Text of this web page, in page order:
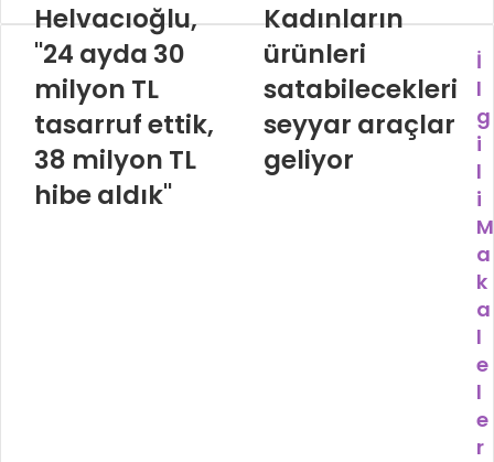
Helvacıoğlu,
"24 ayda 30
milyon TL
tasarruf ettik,
38 milyon TL
hibe aldık"
Kadınların
ürünleri
satabilecekleri
seyyar araçlar
geliyor
İ
l
g
i
l
i
M
a
k
a
l
e
l
e
r